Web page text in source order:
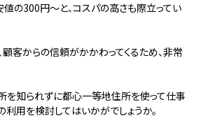
の300円～と、コスパの高さも際立ってい
客からの信頼がかかわってくるため、非常
を知られずに都心一等地住所を使って仕事
利用を検討してはいかがでしょうか。